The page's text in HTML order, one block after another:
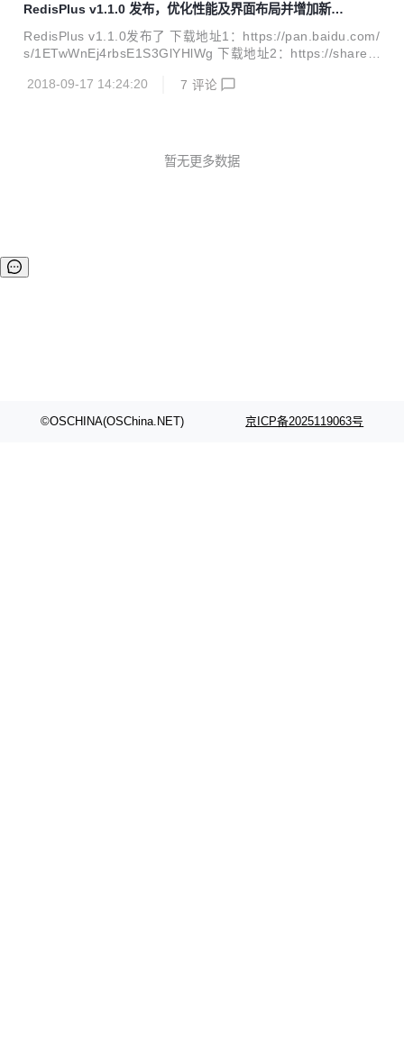
开源协议，禁止二次开发打包发布盈利，违反必究！RedisPlu
s致力于为大家提供一个高效的Redis可视化管理软件。 Redis
Plus v2.0.0发布了 下载地址1：https://pan.baidu.com/s/1ET
wWnEj4rbsE1S3GlYHlWg 下载地址2：...
RedisPlus v1.1.0 发布，优化性能及界面布局并增加新功
能
RedisPlus v1.1.0发布了 下载地址1：https://pan.baidu.com/
s/1ETwWnEj4rbsE1S3GlYHlWg 下载地址2：https://share.
RedisPlus 欢迎提出意见建议、欢迎关注、star，感谢您的支
p;&hellip;) 增加更新日志功能 ，新功能...
2018-09-17 14:24:20 7 评论
暂无更多数据
©OSCHINA(OSChina.NET) 京ICP备2025119063号